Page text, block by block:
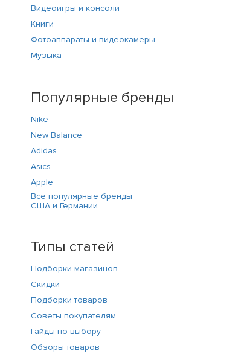
Видеоигры и консоли
Книги
Фотоаппараты и видеокамеры
Музыка
Популярные бренды
Nike
New Balance
Adidas
Asics
Apple
Все популярные бренды
США и Германии
Типы статей
Подборки магазинов
Скидки
Подборки товаров
Советы покупателям
Гайды по выбору
Обзоры товаров